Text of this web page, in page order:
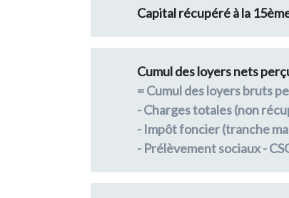
Capital récupéré à la
Cumul des loyers nets
= Cumul des loyers bruts
- Charges totales (non
- Impôt foncier (tranche
- Prélèvement sociaux -